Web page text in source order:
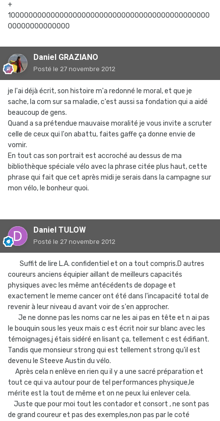
+
1000000000000000000000000000000000000000000000
00000000000000
Daniel GRAZIANO
Posté le 27 novembre 2012
je l'ai déjà écrit, son histoire m'a redonné le moral, et que je
sache, la com sur sa maladie, c'est aussi sa fondation qui a aidé
beaucoup de gens.
Quand a sa prétendue mauvaise moralité je vous invite a scruter
celle de ceux qui l'on abattu, faites gaffe ça donne envie de
vomir.
En tout cas son portrait est accroché au dessus de ma
bibliothèque spéciale vélo avec la phrase citée plus haut, cette
phrase qui fait que cet après midi je serais dans la campagne sur
mon vélo, le bonheur quoi.
Daniel TULOW
Posté le 27 novembre 2012
Suffit de lire L.A. confidentiel et on a tout compris.D autres
coureurs anciens équipier aillant de meilleurs capacités
physiques avec les même antécédents de dopage et
exactement le meme cancer ont été dans l'incapacité total de
revenir à leur niveau d avant voir de s'en approcher.
Je ne donne pas les noms car ne les ai pas en tête et n ai pas
le bouquin sous les yeux mais c est écrit noir sur blanc avec les
témoignages,j étais sidéré en lisant ça, tellement c est édifiant.
Tandis que monsieur strong qui est tellement strong qu'il est
devenu le Steeve Austin du vélo.
Après cela n enlève en rien qu il y a une sacré préparation et
tout ce qui va autour pour de tel performances physique,le
mérite est la tout de même et on ne peux lui enlever cela.
Juste que pour moi tout les contador et consort , ne sont pas
de grand coureur et pas des exemples,non pas par le coté